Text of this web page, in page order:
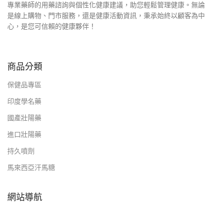
專業藥師的用藥諮詢與個性化健康建議，助您輕鬆管理健康。無論
是線上購物、門市服務，還是健康活動資訊，秉承始終以顧客為中
心，是您可信賴的健康夥伴！
商品分類
保健品專區
印度學名藥
國產壯陽藥
進口壯陽藥
持久噴劑
馬來西亞汗馬糖
網站導航